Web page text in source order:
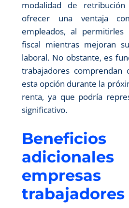
modalidad de
ofrecer una ventaja
empleados, al permitirles
fiscal mientras mejoran
laboral. No obstante, es
trabajadores comprendan
esta opción durante la
renta, ya que podría
significativo.
Beneficios
trabajadores